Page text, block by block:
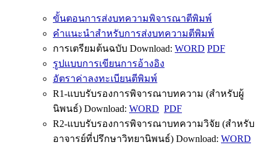
ขั้นตอนการส่งบทความพิจารณาตีพิมพ์
คำแนะนำสำหรับการส่งบทความตีพิมพ์
การเตรียมต้นฉบับ Download: WORD PDF
รูปแบบการเขียนการอ้างอิง
อัตราค่าลงทะเบียนตีพิมพ์
R1-แบบรับรองการพิจารณาบทความ (สำหรับผู้
นิพนธ์) Download: WORD PDF
R2-แบบรับรองการพิจารณาบทความวิจัย (สำหรับ
อาจารย์ที่ปรึกษาวิทยานิพนธ์) Download: WORD